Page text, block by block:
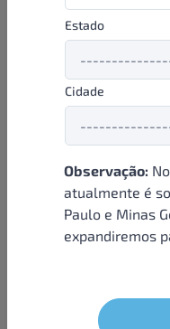
Estado
Cidade
Observação:
atualmente é
Paulo e Minas
expandiremos
distribuidores para
agilidade. Aproveite!
Formas de pagamento
Institucional
Sobre nós
Condições e termos
Seja um parceiro